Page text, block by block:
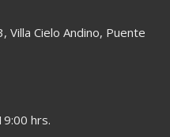
Villa Cielo Andino, Puente
hrs.